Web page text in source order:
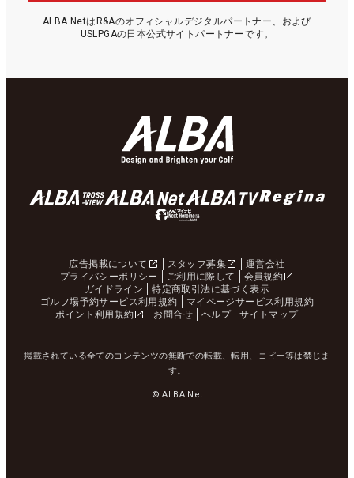
ALBA NetはR&Aのオフィシャルデジタルパートナー、および
USLPGAの日本公式サイトパートナーです。
広告掲載について スタッフ募集
運営会社
プライバシーポリシー
ご利用に際して
会員規約
ガイドライン
特定商取引法に基づく表示
ゴルフ場予約サービス利用規約
マイページサービス利用規約
ポイント利用規約
お問合せ ヘルプ サイトマップ
掲載されている全てのコンテンツの無断での転載、転用、コピー等は禁じま
す。
© ALBA Net